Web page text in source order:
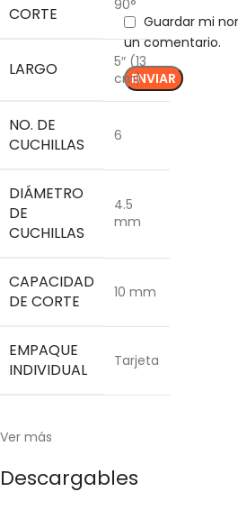
CORTE
90°
LARGO
5″ (13
cm)
NO. DE
CUCHILLAS
6
DIÁMETRO
DE
CUCHILLAS
4.5
mm
CAPACIDAD
DE CORTE
10 mm
EMPAQUE
INDIVIDUAL
Tarjeta
Ver más
Descargables
Guardar mi
un comentario.